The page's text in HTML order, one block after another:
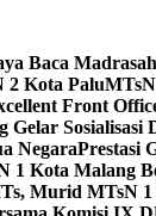
Baca
2 Kota Palu
Front
Gelar
NegaraPrestasi
1 Kota Malang
Murid MTsN